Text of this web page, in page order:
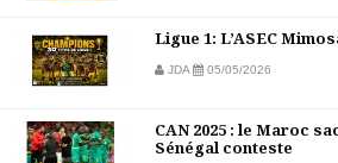
Ligue 1: L’ASEC
JDA 05/05/2026
CAN 2025 : le Maroc
Sénégal conteste